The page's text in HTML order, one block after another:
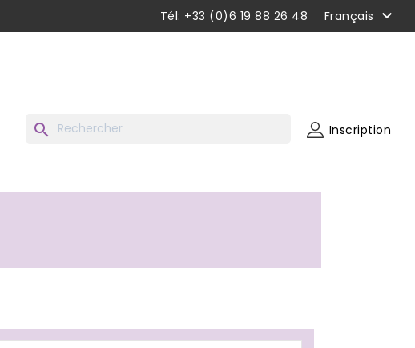
Tél: +33 (0)6 19 88 26 48 Français 
Inscription
search